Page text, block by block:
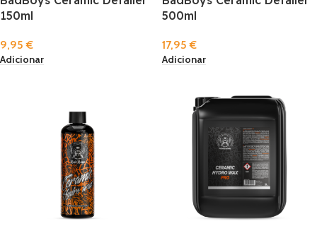
150ml
9,95€
Adicionar
500ml
17,95€
Adicionar